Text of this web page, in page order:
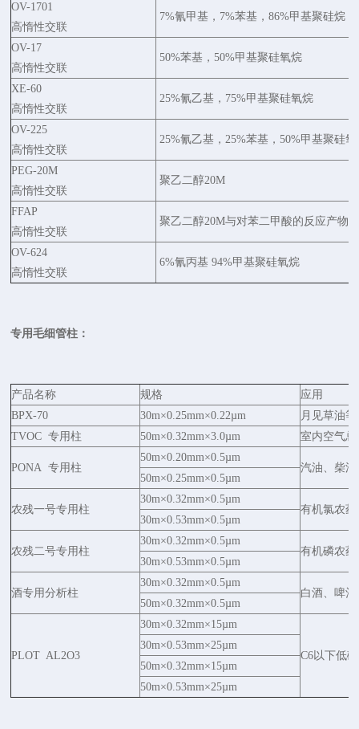
OV-1701
高惰性交联
7%氰甲基，7%苯基，86%甲基聚硅烷
OV-17
高惰性交联
50%苯基，50%甲基聚硅氧烷
XE-60
高惰性交联
25%氰乙基，75%甲基聚硅氧烷
OV-225
高惰性交联
25%氰乙基，25%苯基，50%甲基聚硅
PEG-20M
高惰性交联
聚乙二醇20M
FFAP
高惰性交联
聚乙二醇20M与对苯二甲酸的反应产物
OV-624
高惰性交联
6%氰丙基 94%甲基聚硅氧烷
专用毛细管柱：
产品名称 规格
应用
BPX-70
30m×0.25mm×0.22µm
月见草油等
TVOC 专用柱
50m×0.32mm×3.0µm 室内空气
PONA 专用柱
50m×0.20mm×0.5µm
汽油、柴
50m×0.25mm×0.5µm
农残一号专用柱
30m×0.32mm×0.5µm
有机氯农
30m×0.53mm×0.5µm
农残二号专用柱
30m×0.32mm×0.5µm
有机磷农
30m×0.53mm×0.5µm
酒专用分析柱
30m×0.32mm×0.5µm
白酒、啤
50m×0.32mm×0.5µm
PLOT AL2O3
30m×0.32mm×15µm
C6以下低
30m×0.53mm×25µm
50m×0.32mm×15µm
50m×0.53mm×25µm